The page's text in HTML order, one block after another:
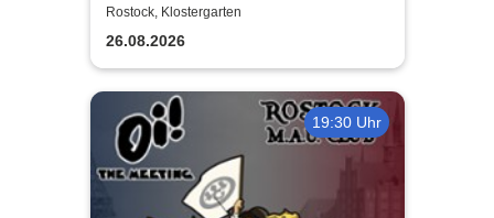
Schmedtje - Between the
Lights
Rostock, Klostergarten
26.08.2026
19:30 Uhr